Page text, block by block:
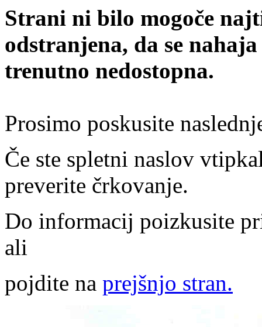
Strani ni bilo mogoče
odstranjena, da se
trenutno nedostopna.
Prosimo poskusite
Če ste spletni naslov
preverite črkovanje.
Do informacij poizkusite
ali
pojdite na prejšnjo stran.